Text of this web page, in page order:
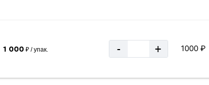
1 000₽ / упак. - + 1000 ₽